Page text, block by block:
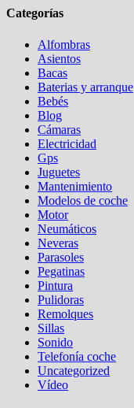
Categorías
Alfombras
Asientos
Bacas
Baterias y arranque
Bebés
Blog
Cámaras
Electricidad
Gps
Juguetes
Mantenimiento
Modelos de coche
Motor
Neumáticos
Neveras
Parasoles
Pegatinas
Pintura
Pulidoras
Remolques
Sillas
Sonido
Telefonía coche
Uncategorized
Vídeo